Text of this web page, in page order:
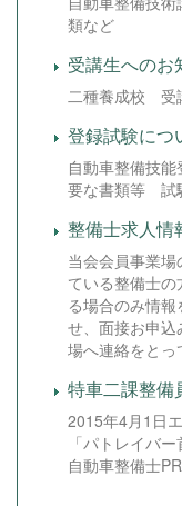
類など
受講生へのお
二種養成校 受
登録試験につ
自動車整備技
要な書類等 試
整備士求人情
当会会員事業
ている整備士
る場合のみ情
せ、面接お申
場へ連絡をとっ
特車二課整備
2015年4月1日
「パトレイバ
自動車整備士